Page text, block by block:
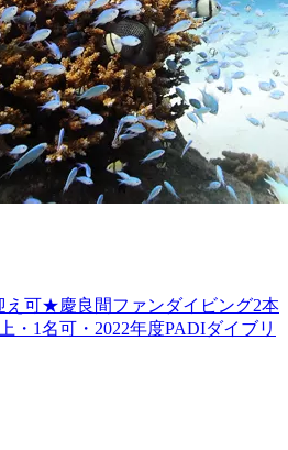
え可★慶良間ファンダイビング2本
・1名可・2022年度PADIダイブリ